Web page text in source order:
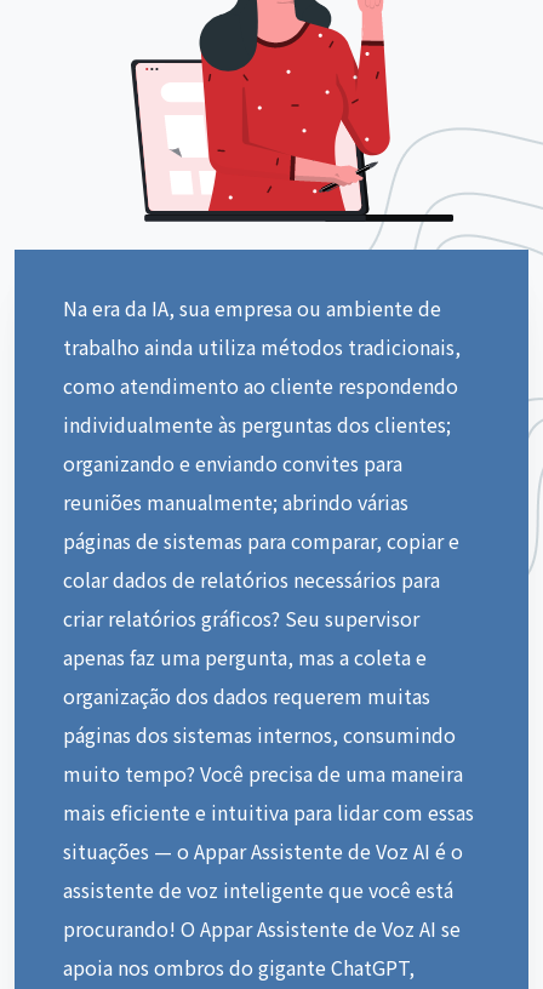
Na era da IA, sua empresa ou ambiente de
trabalho ainda utiliza métodos tradicionais,
como atendimento ao cliente respondendo
individualmente às perguntas dos clientes;
organizando e enviando convites para
reuniões manualmente; abrindo várias
páginas de sistemas para comparar, copiar e
colar dados de relatórios necessários para
criar relatórios gráficos? Seu supervisor
apenas faz uma pergunta, mas a coleta e
organização dos dados requerem muitas
páginas dos sistemas internos, consumindo
muito tempo? Você precisa de uma maneira
mais eficiente e intuitiva para lidar com essas
situações — o Appar Assistente de Voz AI é o
assistente de voz inteligente que você está
procurando! O Appar Assistente de Voz AI se
apoia nos ombros do gigante ChatGPT,